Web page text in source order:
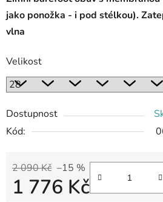
jako ponožka - i pod stélkou).
vlna
Velikost
Dostupnost
Kód:
2 090 Kč –15 %
1 776 Kč